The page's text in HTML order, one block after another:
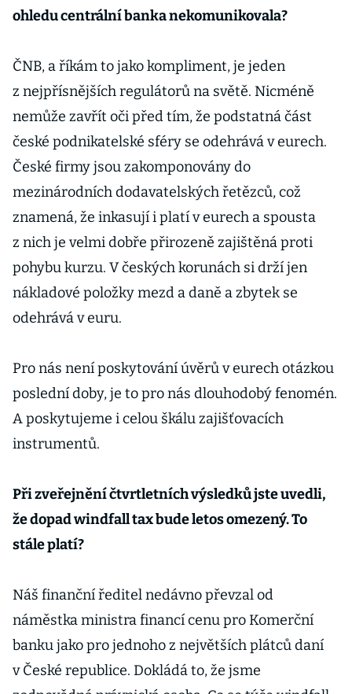
ohledu centrální banka nekomunikovala?
ČNB, a říkám to jako kompliment, je jeden
z nejpřísnějších regulátorů na světě. Nicméně
nemůže zavřít oči před tím, že podstatná část
české podnikatelské sféry se odehrává v eurech.
České firmy jsou zakomponovány do
mezinárodních dodavatelských řetězců, což
znamená, že inkasují i platí v eurech a spousta
z nich je velmi dobře přirozeně zajištěná proti
pohybu kurzu. V českých korunách si drží jen
nákladové položky mezd a daně a zbytek se
odehrává v euru.
Pro nás není poskytování úvěrů v eurech otázkou
poslední doby, je to pro nás dlouhodobý fenomén.
A poskytujeme i celou škálu zajišťovacích
instrumentů.
Při zveřejnění čtvrtletních výsledků jste uvedli,
že dopad windfall tax bude letos omezený. To
stále platí?
Náš finanční ředitel nedávno převzal od
náměstka ministra financí cenu pro Komerční
banku jako pro jednoho z největších plátců daní
v České republice. Dokládá to, že jsme